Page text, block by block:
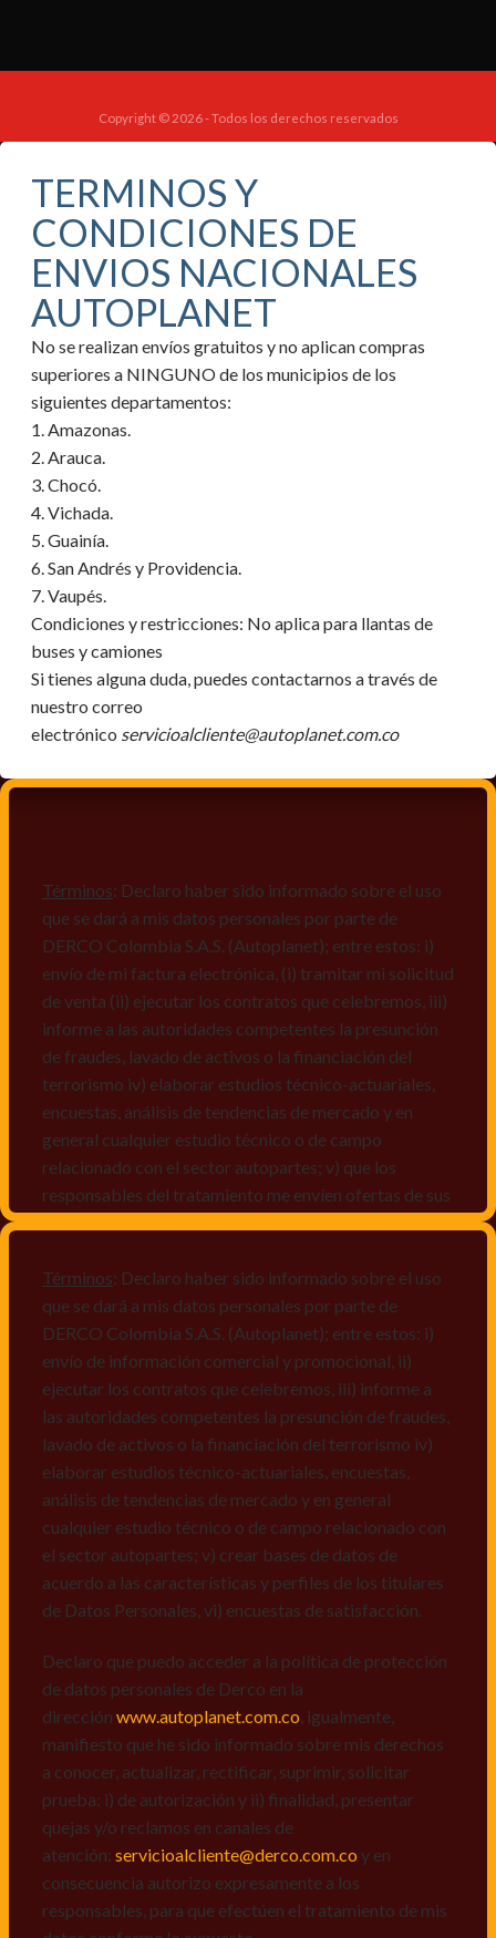
Copyright © 2026 - Todos los derechos reservados
TERMINOS Y
CONDICIONES DE
ENVIOS NACIONALES
AUTOPLANET
No se realizan envíos gratuitos y no aplican compras
superiores a NINGUNO de los municipios de los
siguientes departamentos:
1. Amazonas.
2. Arauca.
3. Chocó.
4. Vichada.
5. Guainía.
6. San Andrés y Providencia.
7. Vaupés.
Condiciones y restricciones: No aplica para llantas de
buses y camiones
Si tienes alguna duda, puedes contactarnos a través de
nuestro correo
electrónico servicioalcliente@autoplanet.com.co
Términos: Declaro haber sido informado sobre el uso
que se dará a mis datos personales por parte de
DERCO Colombia S.A.S. (Autoplanet); entre estos: i)
envío de mi factura electrónica, (i) tramitar mi solicitud
de venta (ii) ejecutar los contratos que celebremos, iii)
informe a las autoridades competentes la presunción
de fraudes, lavado de activos o la financiación del
terrorismo iv) elaborar estudios técnico-actuariales,
encuestas, análisis de tendencias de mercado y en
general cualquier estudio técnico o de campo
relacionado con el sector autopartes; v) que los
responsables del tratamiento me envíen ofertas de sus
mismos, vi) crear bases de datos de acuerdo a las
características y perfiles de los titulares de Datos
Personales, v) encuestas de satisfacción, vi) reportes
recall.
Declaro que puedo acceder a la política de protección
de datos personales de Derco en la
direcciónwww.autoplanet.com.co, igualmente,
manifiesto que he sido informado sobre mis derechos
a conocer, actualizar, rectificar, suprimir, solicitar
prueba: i) de autorización y ii) finalidad, presentar
quejas y/o reclamos en canales de
atención: servicioalcliente@derco.com.coy en
responsables, para que efectúen el tratamiento de mis
datos conforme lo expuesto.
Términos: Declaro haber sido informado sobre el uso
que se dará a mis datos personales por parte de
DERCO Colombia S.A.S. (Autoplanet); entre estos: i)
envío de información comercial y promocional, ii)
ejecutar los contratos que celebremos, iii) informe a
las autoridades competentes la presunción de fraudes,
lavado de activos o la financiación del terrorismo iv)
elaborar estudios técnico-actuariales, encuestas,
análisis de tendencias de mercado y en general
cualquier estudio técnico o de campo relacionado con
el sector autopartes; v) crear bases de datos de
acuerdo a las características y perfiles de los titulares
de Datos Personales, vi) encuestas de satisfacción.
Declaro que puedo acceder a la política de protección
de datos personales de Derco en la
dirección www.autoplanet.com.co , igualmente,
manifiesto que he sido informado sobre mis derechos
a conocer, actualizar, rectificar, suprimir, solicitar
prueba: i) de autorización y ii) finalidad, presentar
quejas y/o reclamos en canales de
atención: servicioalcliente@derco.com.co y en
consecuencia autorizo expresamente a los
responsables, para que efectúen el tratamiento de mis